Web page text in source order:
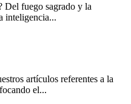
Del fuego sagrado y la
inteligencia...
artículos referentes a la
el...